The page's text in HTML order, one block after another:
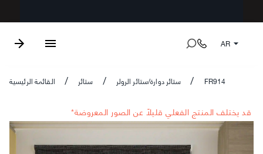
AR
القائمة الرئيسية / ستائر / ستائر دوارة/ستائر الرولر / FR914
*قد يختلف المنتج الفعلي قليلاً عن الصور المعروضة